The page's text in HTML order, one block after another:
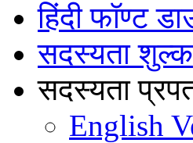
हिंदी फॉण्ट
सदस्यता शुल्क
सदस्यता
English